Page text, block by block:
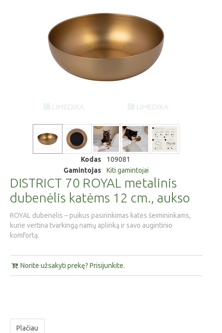
Kodas
109081
Gamintojas
Kiti gamintojai
DISTRICT 70 ROYAL metalinis
dubenėlis katėms 12 cm., aukso
ROYAL dubenėlis – puikus pasirinkimas katės šeimininkams,
kurie vertina tvarkingą namų aplinką ir savo augintinio
komfortą.
Norite užsakyti prekę? Prisijunkite.
Plačiau